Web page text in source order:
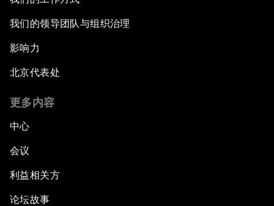
我们的领导团队与组织治理
影响力
北京代表处
更多内容
中心
会议
利益相关方
论坛故事